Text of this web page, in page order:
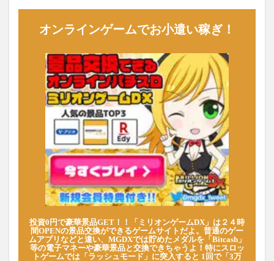
オンラインゲームでお小遣い稼ぎ！
投資0円で豪華景品GET！！「ミリオンゲームDX」は２４時
間OPENの景品交換ができるゲームサイトだよ。普通のゲー
ムアプリなどと違い、MGDXでは貯めたメダルを「Bitcash」
等の電子マネーや豪華景品と交換できちゃうよ！特にスロッ
トゲームでは「ラッシュモード」に突入すると 1回で「3万